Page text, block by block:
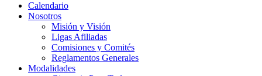
Calendario
Nosotros
Misión y Visión
Ligas Afiliadas
Comisiones y Comités
Reglamentos Generales
Modalidades